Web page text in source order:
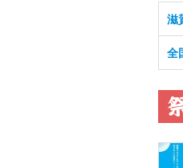
滋
全